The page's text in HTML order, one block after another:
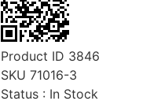
Product ID 3846
SKU 71016-3
Status : In Stock